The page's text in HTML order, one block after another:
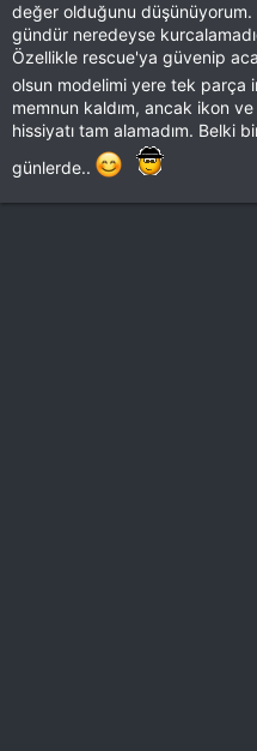
değer olduğunu
gündür neredeyse
Özellikle rescue'ya güvenip
olsun modelimi yere tek parça
memnun kaldım, ancak ikon
hissiyatı tam alamadım. Belki
günlerde..